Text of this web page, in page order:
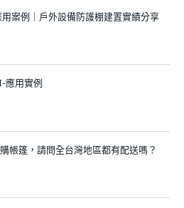
案例｜戶外設備防護棚建置實績分享
應用實例
帳篷，請問全台灣地區都有配送嗎？